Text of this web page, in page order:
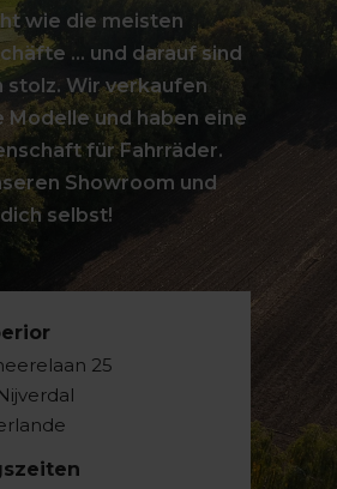
wie die meisten
... und darauf sind
stolz. Wir verkaufen
Modelle und haben eine
für Fahrräder.
Showroom und
selbst!
25